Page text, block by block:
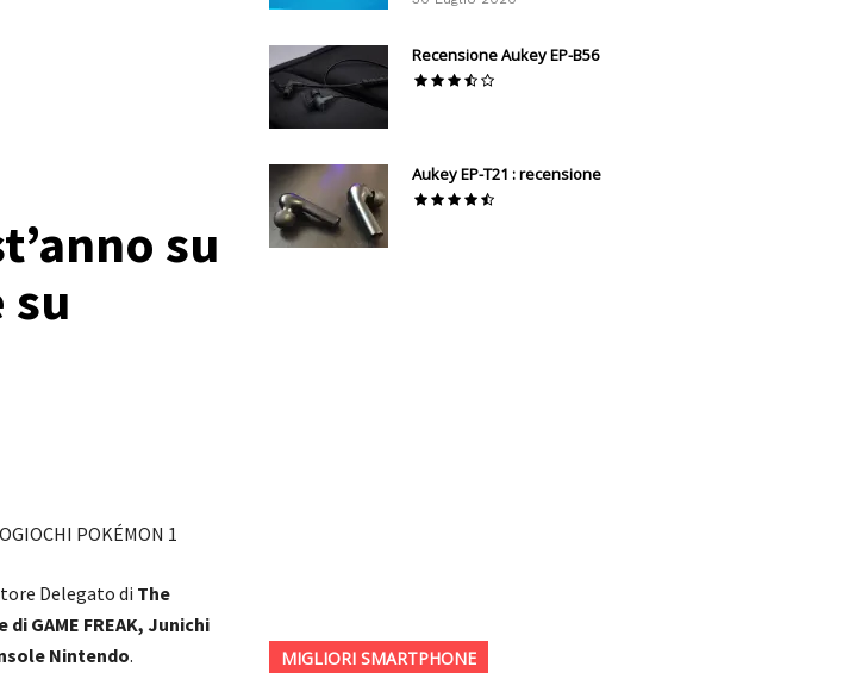
su
su
Delegato di The
GAME FREAK, Junichi
Nintendo.
Recensione Aukey EP-B56
Aukey EP-T21 : recensione
MIGLIORI SMARTPHONE